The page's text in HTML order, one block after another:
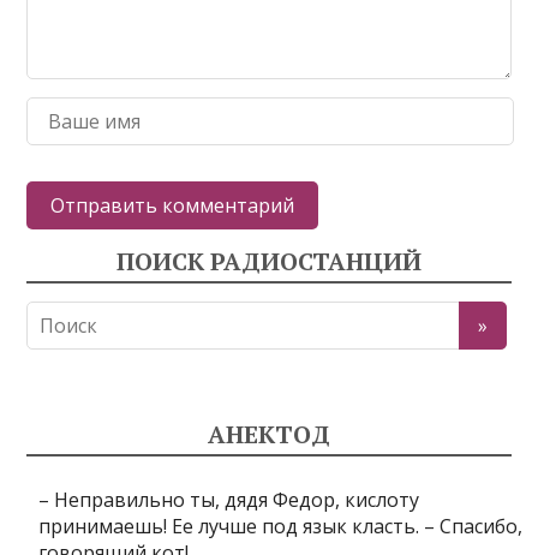
ПОИСК РАДИОСТАНЦИЙ
АНЕКТОД
– Неправильно ты, дядя Федор, кислоту
принимаешь! Ее лучше под язык класть. – Спасибо,